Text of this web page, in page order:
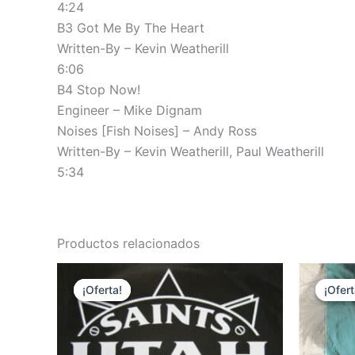
4:24
B3 Got Me By The Heart
Written-By – Kevin Weatherill
6:06
B4 Stop Now!
Engineer – Mike Dignam
Noises [Fish Noises] – Andy Ross
Written-By – Kevin Weatherill, Paul Weatherill
5:34
Productos relacionados
¡Oferta!
¡Oferta!